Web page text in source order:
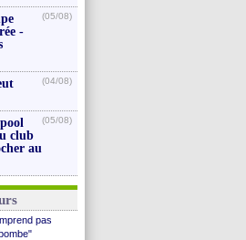
-
(05/08)
(04/08)
club
au
(05/08)
pas